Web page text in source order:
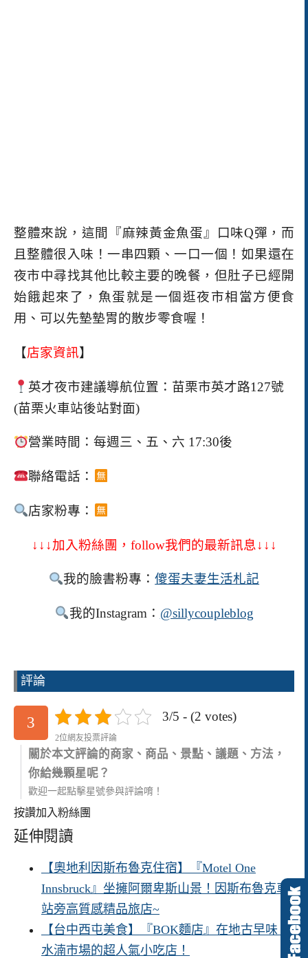
整體來說，這間 『麻辣黃金魚蛋』口味Q彈，而
且整體很入味！一串四顆、一口一個！如果還在
夜市中尋找其他比較主要的晚餐，但肚子已經開
始餓起來了，魚蛋就是一個逛夜市相當方便食
用、可以先墊墊胃的散步零食喔！
【店家資訊】
英才夜市建議導航位置：苗栗市英才路127號
(苗栗火車站後站對面)
營業時間：每週三、五、六 17:30後
聯絡電話：
店家粉專：
↓↓↓加入粉絲團， follow我們的最新訊息↓↓↓
我的臉書粉專：傻蛋夫妻生活札記
我的Instagram ： @sillycoupleblog
評論
3 3/5 - (2 votes)
2位網友投票評論
關於本文評論的商家、商品、景點、議題、方法，
你給幾顆星呢？
歡迎一起點擊星號參與評論唷！
按讚加入粉絲團
延伸閱讀
【奧地利因斯布魯克住宿】『Motel One
Innsbruck』坐擁阿爾卑斯山景！因斯布魯克車
站旁高質感精品旅店~
【台中西屯美食】『BOK麵店』在地古早味！
水湳市場的超人氣小吃店！